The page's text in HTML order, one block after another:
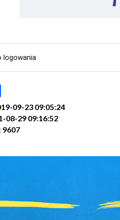
logowania
09-23 09:05:24
08-29 09:16:52
9607